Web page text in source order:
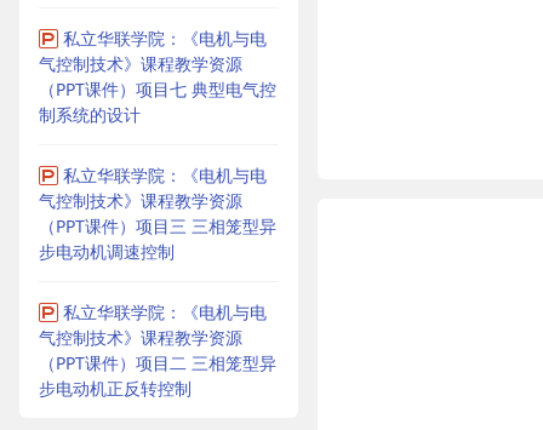
私立华联学院：《电机与电
气控制技术》课程教学资源
（PPT课件）项目七 典型电气控
制系统的设计
私立华联学院：《电机与电
气控制技术》课程教学资源
（PPT课件）项目三 三相笼型异
步电动机调速控制
私立华联学院：《电机与电
气控制技术》课程教学资源
（PPT课件）项目二 三相笼型异
步电动机正反转控制